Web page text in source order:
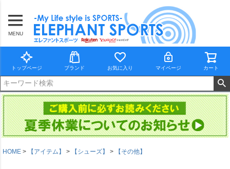
MENU
トップページ ブランド お気に入り マイページ カート
HOME 【アイテム】 【シューズ】 【その他】